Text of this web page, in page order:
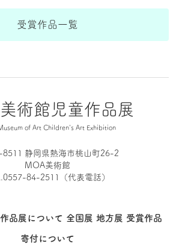
受賞作品一覧
術館児童作品展
of Art Children's Art Exhibition
8511 静岡県熱海市桃山町26-2
MOA美術館
84-2511（代表電話）
品展について 全国展 地方展 受賞作品
寄付について